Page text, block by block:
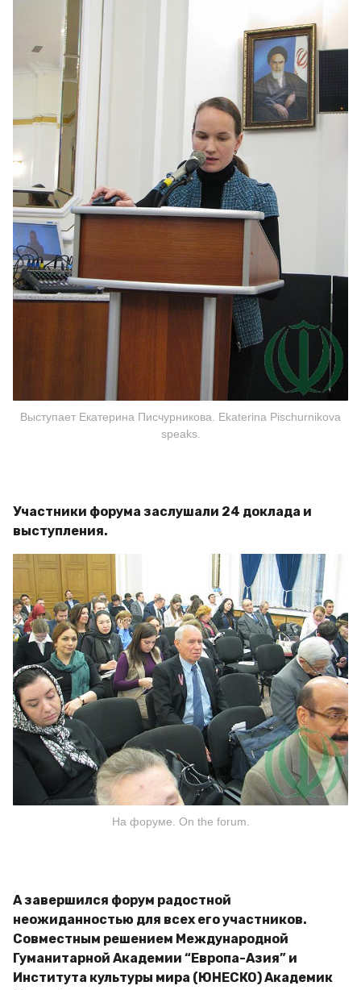
Выступает Екатерина Писчурникова. Ekaterina Pischurnikova
speaks.
Участники форума заслушали 24 доклада и
выступления.
На форуме. On the forum.
А завершился форум радостной
неожиданностью для всех его участников.
Совместным решением Международной
Гуманитарной Академии “Европа-Азия” и
Института культуры мира (ЮНЕСКО) Академик